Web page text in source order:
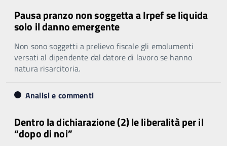
Pausa pranzo non soggetta a Irpef se liquida
solo il danno emergente
Non sono soggetti a prelievo fiscale gli emolumenti
versati al dipendente dal datore di lavoro se hanno
natura risarcitoria.
Analisi e commenti
Dentro la dichiarazione (2) le liberalità per il
“dopo di noi”